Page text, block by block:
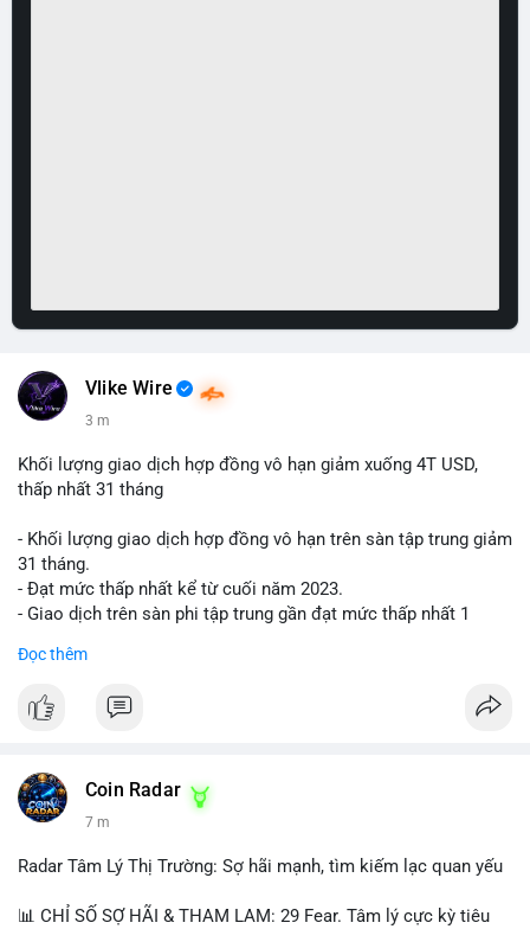
Vlike Wire
3 m
Khối lượng giao dịch hợp đồng vô hạn giảm xuống 4T USD,
thấp nhất 31 tháng
- Khối lượng giao dịch hợp đồng vô hạn trên sàn tập trung giảm
31 tháng.
- Đạt mức thấp nhất kể từ cuối năm 2023.
- Giao dịch trên sàn phi tập trung gần đạt mức thấp nhất 1
#vlikevn #titanbot
Đọc thêm
Coin Radar
7 m
Radar Tâm Lý Thị Trường: Sợ hãi mạnh, tìm kiếm lạc quan yếu
📊 CHỈ SỐ SỢ HÃI & THAM LAM: 29 Fear. Tâm lý cực kỳ tiêu